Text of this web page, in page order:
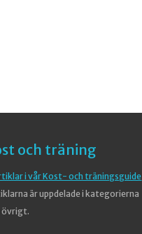
och träning
i vår Kost- och träningsguide
är uppdelade i kategorierna
övrigt.